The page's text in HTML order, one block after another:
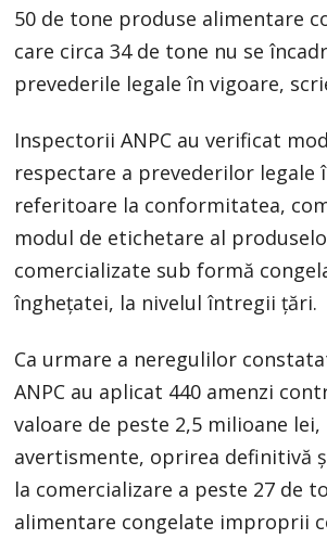
50 de tone produse alimentare
care circa 34 de tone nu se
prevederile legale în vigoare,
Inspectorii ANPC au verificat
respectare a prevederilor legale
referitoare la conformitatea,
modul de etichetare al
comercializate sub formă
îngheţatei, la nivelul întregii ţări.
Ca urmare a neregulilor
ANPC au aplicat 440 amenzi
valoare de peste 2,5 milioane lei,
avertismente, oprirea definitivă
la comercializare a peste 27 de
alimentare congelate improprii